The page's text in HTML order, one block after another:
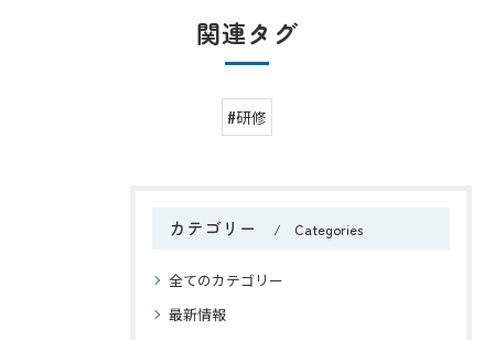
関連タグ
#研修
カテゴリー Categories
全てのカテゴリー
最新情報